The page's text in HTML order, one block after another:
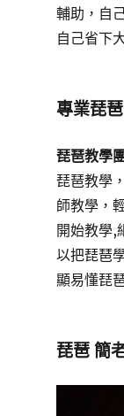
輔助，自
自己省下
專業琵
琵琶教學
琵琶教學
師教學，
開始教學,
以把琵琶
顯易懂琵
琵琶 簡